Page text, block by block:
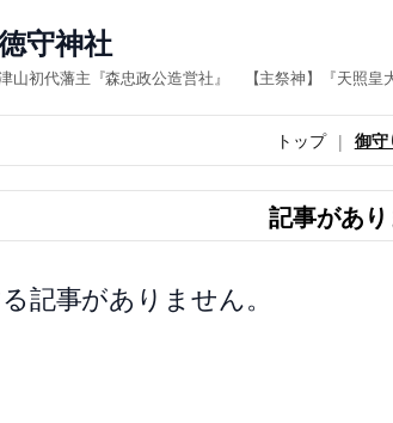
守神社
山初代藩主『森忠政公造営社』 【主祭神】『天照皇
トップ 御守
記事があ
記事がありません。